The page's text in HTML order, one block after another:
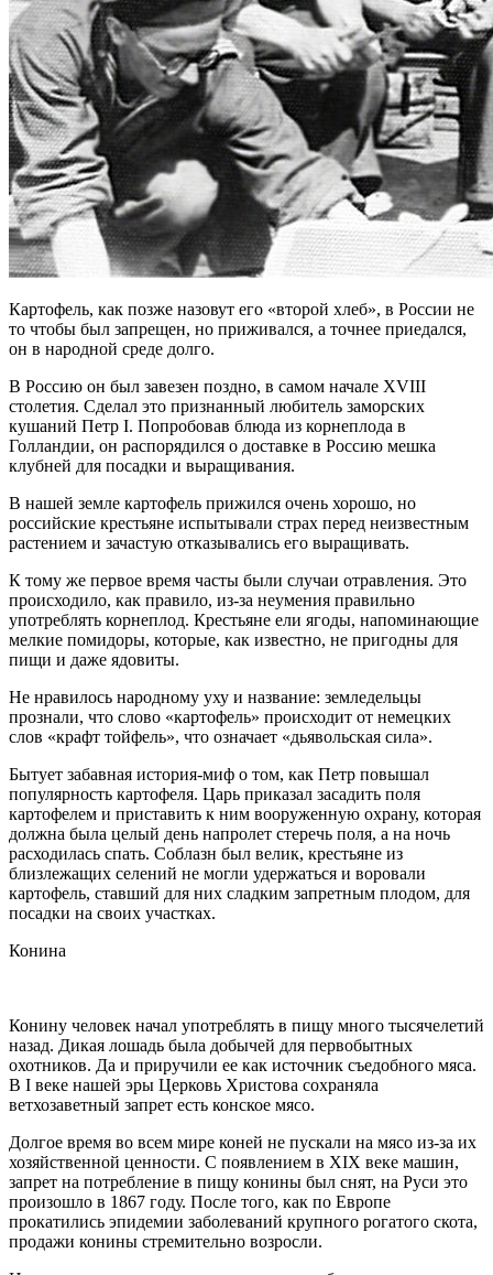
Картофель, как позже назовут его «второй хлеб», в России не
то чтобы был запрещен, но приживался, а точнее приедался,
он в народной среде долго.
В Россию он был завезен поздно, в самом начале XVIII
столетия. Сделал это признанный любитель заморских
кушаний Петр I. Попробовав блюда из корнеплода в
Голландии, он распорядился о доставке в Россию мешка
клубней для посадки и выращивания.
В нашей земле картофель прижился очень хорошо, но
российские крестьяне испытывали страх перед неизвестным
растением и зачастую отказывались его выращивать.
К тому же первое время часты были случаи отравления. Это
происходило, как правило, из-за неумения правильно
употреблять корнеплод. Крестьяне ели ягоды, напоминающие
мелкие помидоры, которые, как известно, не пригодны для
пищи и даже ядовиты.
Не нравилось народному уху и название: земледельцы
прознали, что слово «картофель» происходит от немецких
слов «крафт тойфель», что означает «дьявольская сила».
Бытует забавная история-миф о том, как Петр повышал
популярность картофеля. Царь приказал засадить поля
картофелем и приставить к ним вооруженную охрану, которая
должна была целый день напролет стеречь поля, а на ночь
расходилась спать. Соблазн был велик, крестьяне из
близлежащих селений не могли удержаться и воровали
картофель, ставший для них сладким запретным плодом, для
посадки на своих участках.
Конина
Конину человек начал употреблять в пищу много тысячелетий
назад. Дикая лошадь была добычей для первобытных
охотников. Да и приручили ее как источник съедобного мяса.
В I веке нашей эры Церковь Христова сохраняла
ветхозаветный запрет есть конское мясо.
Долгое время во всем мире коней не пускали на мясо из-за их
хозяйственной ценности. С появлением в XIX веке машин,
запрет на потребление в пищу конины был снят, на Руси это
произошло в 1867 году. После того, как по Европе
прокатились эпидемии заболеваний крупного рогатого скота,
продажи конины стремительно возросли.